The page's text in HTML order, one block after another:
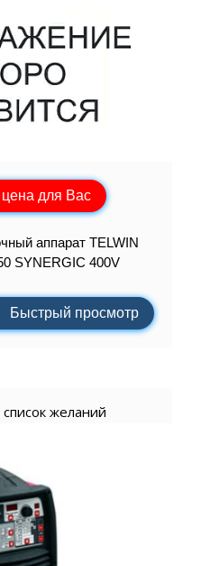
для Вас
аппарат TELWIN
SYNERGIC 400V
Быстрый просмотр
желаний